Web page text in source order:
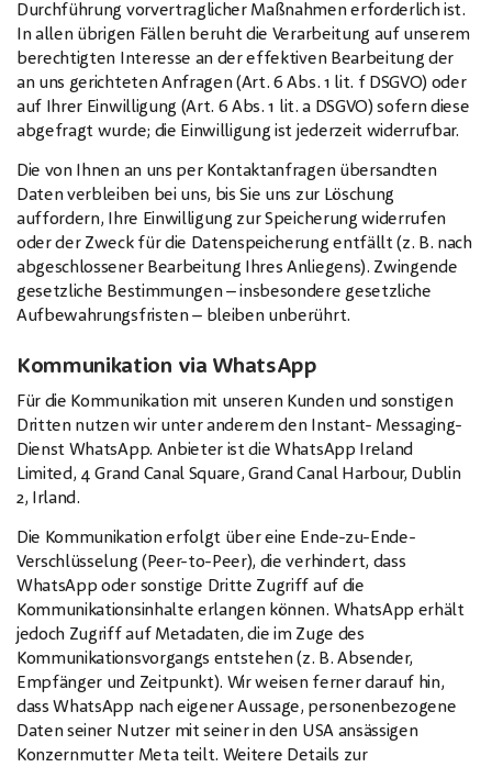
Durchführung vorvertraglicher Maßnahmen erforderlich ist.
In allen übrigen Fällen beruht die Verarbeitung auf unserem
berechtigten Interesse an der effektiven Bearbeitung der
an uns gerichteten Anfragen (Art. 6 Abs. 1 lit. f DSGVO) oder
auf Ihrer Einwilligung (Art. 6 Abs. 1 lit. a DSGVO) sofern diese
abgefragt wurde; die Einwilligung ist jederzeit widerrufbar.
Die von Ihnen an uns per Kontaktanfragen übersandten
Daten verbleiben bei uns, bis Sie uns zur Löschung
auffordern, Ihre Einwilligung zur Speicherung widerrufen
oder der Zweck für die Datenspeicherung entfällt (z. B. nach
abgeschlossener Bearbeitung Ihres Anliegens). Zwingende
gesetzliche Bestimmungen – insbesondere gesetzliche
Aufbewahrungsfristen – bleiben unberührt.
Kommunikation via WhatsApp
Für die Kommunikation mit unseren Kunden und sonstigen
Dritten nutzen wir unter anderem den Instant- Messaging-
Dienst WhatsApp. Anbieter ist die WhatsApp Ireland
Limited, 4 Grand Canal Square, Grand Canal Harbour, Dublin
2, Irland.
Die Kommunikation erfolgt über eine Ende-zu-Ende-
Verschlüsselung (Peer-to-Peer), die verhindert, dass
WhatsApp oder sonstige Dritte Zugriff auf die
Kommunikationsinhalte erlangen können. WhatsApp erhält
jedoch Zugriff auf Metadaten, die im Zuge des
Kommunikationsvorgangs entstehen (z. B. Absender,
Empfänger und Zeitpunkt). Wir weisen ferner darauf hin,
dass WhatsApp nach eigener Aussage, personenbezogene
Daten seiner Nutzer mit seiner in den USA ansässigen
Konzernmutter Meta teilt. Weitere Details zur